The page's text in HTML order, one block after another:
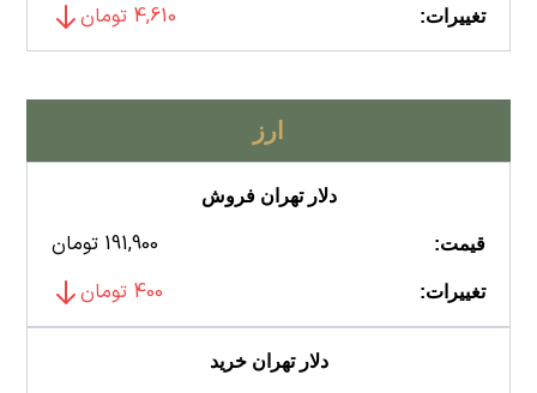
تغییرات: 4,610 تومان
ارز
دلار تهران فروش
قیمت: 191,900 تومان
تغییرات: 400 تومان
دلار تهران خرید